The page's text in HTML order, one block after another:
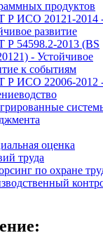
продуктов
Р ИСО 20121-2014
развитие
Р 54598.2-2013 (BS
- Устойчивое
к событиям
Р ИСО 22006-2012
оценка
труда
по охране